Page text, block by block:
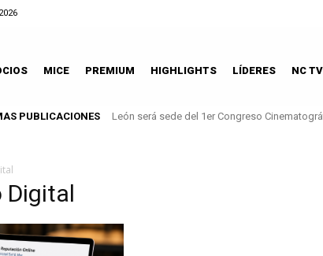
MICE PREMIUM HIGHLIGHTS LÍDERES NC TV
PUBLICACIONES León será sede del 1er Congreso
Digital